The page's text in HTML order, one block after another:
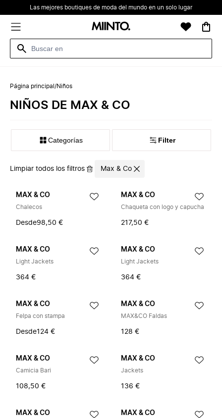
Las mejores boutiques de moda del mundo en un solo lugar
Página principal /Niños
NIÑOS DE MAX & CO
Categorías Filter
Limpiar todos los filtros Max & Co
MAX & CO
Chalecos
Desde98,50 €
MAX & CO
Chaqueta con logo y capucha
217,50 €
MAX & CO
Light Jackets
364 €
MAX & CO
Light Jackets
364 €
MAX & CO
Felpa con stampa
Desde124 €
MAX & CO
MAX&CO Faldas
128 €
MAX & CO
Camicia Bari
108,50 €
MAX & CO
Jackets
136 €
MAX & CO MAX & CO